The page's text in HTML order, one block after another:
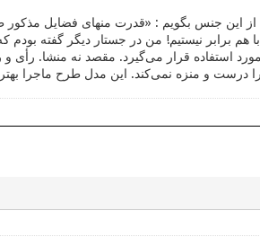
از این جنس بگویم : «قدرت منهای فضایل
هم برابر نیستیم! من در جستار دیگر گفته
استفاده قرار می‌گیرد. مقصد نه منشا. رأی و
درست و منزه نمی‌کند. این مدل طرح ماجرا